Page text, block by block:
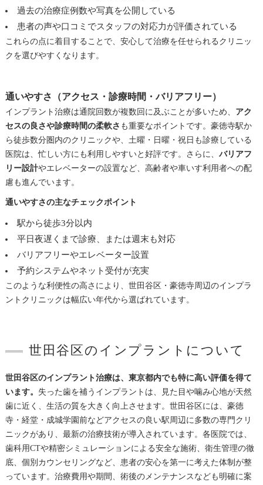
過去の治療症例数や写真を公開している
患者の声や口コミでスタッフの対応力が評価されている
これらの点に着目することで、安心して治療を任せられるクリニッ
クを選びやすくなります。
通いやすさ（アクセス・診療時間・バリアフリー）
インプラント治療は通院回数が複数回に及ぶことが多いため、 アク
セスの良さや診療時間の柔軟さ も重要なポイントです。豪徳寺駅か
ら徒歩数分圏内のクリニックや、土曜・日曜・祝日も診療している
医院は、忙しい方にも利用しやすいと好評です。さらに、 バリアフ
リー設計やエレベーターの設置など、高齢者や車いす利用者への配
慮も進んでいます。
通いやすさの主なチェックポイント
駅から徒歩3分以内
平日夜遅くまで診療、または週末も対応
バリアフリーやエレベーター設置
予約システムやネット受付が充実
このような利便性の高さにより、世田谷区・豪徳寺周辺のインプラ
ントクリニックは幅広い年代から選ばれています。
世田谷区のインプラントについて
世田谷区のインプラント治療は、東京都内でも特に高い評価を得て
います。 失った歯を補うインプラントは、見た目や噛み心地が天然
歯に近く、生活の質を大きく向上させます。世田谷区には、豪徳
寺・経堂・成城学園前などアクセスの良い駅周辺に多数の専門クリ
ニックがあり、最新の治療技術が導入されています。各医院では、
歯科用CTや精密シミュレーションによる安全な施術、衛生管理の徹
底、個別カウンセリングなど、患者の安心を第一に考えた体制が整
っています。治療費用や期間、術後のメンテナンスなども明確に案